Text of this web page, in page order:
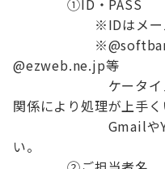
①ID・PASS
※IDはメール
@ezweb.ne.jp等
ケータイメール
関係により処理が上手く
GmailやYahoo!
い。